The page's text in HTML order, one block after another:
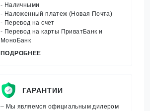
- Наличными
- Наложенный платеж (Новая Почта)
- Перевод на счет
- Перевод на карты ПриватБанк и
МоноБанк
ПОДРОБНЕЕ
ГАРАНТИИ
– Мы являемся официальным дилером